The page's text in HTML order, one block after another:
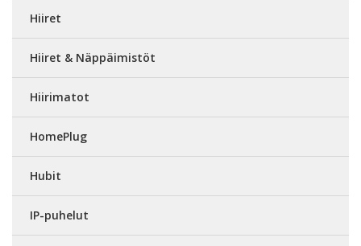
Hiiret
Hiiret & Näppäimistöt
Hiirimatot
HomePlug
Hubit
IP-puhelut